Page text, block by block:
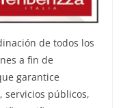
de todos los
a fin de
garantice
servicios públicos,